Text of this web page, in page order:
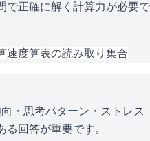
で正確に解く計算力が必要で
速度算表の読み取り 集合
・思考パターン・ストレス
回答が重要です。